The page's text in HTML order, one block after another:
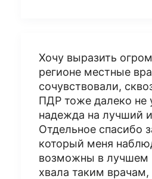
Хочу выразить
регионе местные
сочувствовали,
ПДР тоже далеко не
надежда на лучший
Отдельное спасибо
который меня
возможны в лучшем
хвала таким